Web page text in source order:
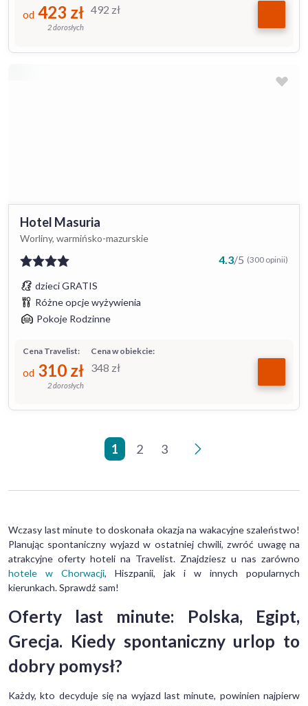
492 zł
od 423 zł
2 dorosłych
Hotel Masuria
Worliny, warmińsko-mazurskie
4.3/5 (300 opinii)
dzieci GRATIS
Różne opcje wyżywienia
Pokoje Rodzinne
Cena w obiekcie:
348 zł
Cena Travelist:
od 310 zł
2 dorosłych
1 2 3
>
Wczasy last minute to doskonała okazja na wakacyjne szaleństwo!
Planując spontaniczny wyjazd w ostatniej chwili, zwróć uwagę na
atrakcyjne oferty hoteli na Travelist. Znajdziesz u nas zarówno
hotele w Chorwacji, Hiszpanii, jak i w innych popularnych
kierunkach. Sprawdź sam!
Oferty last minute: Polska, Egipt,
Grecja. Kiedy spontaniczny urlop to
dobry pomysł?
Każdy, kto decyduje się na wyjazd last minute, powinien najpierw